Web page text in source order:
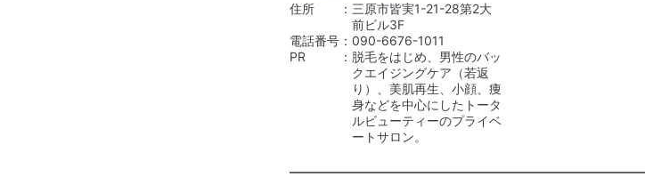
住所
三原市皆実1-21-28第2大
前ビル3F
電話番号
090-6676-1011
PR
脱毛をはじめ、男性のバッ
クエイジングケア（若返
り）、美肌再生、小顔、痩
身などを中心にしたトータ
ルビューティーのプライベ
ートサロン。